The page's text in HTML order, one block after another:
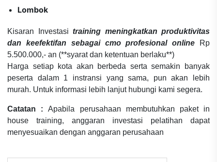
Lombok
Kisaran Investasi training meningkatkan produktivitas
dan keefektifan sebagai cmo profesional online
Rp
5.500.000,- an (**syarat dan ketentuan berlaku**)
Harga setiap kota akan berbeda serta semakin banyak
peserta dalam 1 instransi yang sama, pun akan lebih
murah. Untuk informasi lebih lanjut hubungi kami segera.
Catatan : Apabila perusahaan membutuhkan paket in
house training, anggaran investasi pelatihan dapat
menyesuaikan dengan anggaran perusahaan